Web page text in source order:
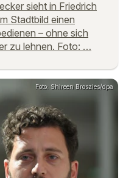
sieht in Friedrich
Stadtbild einen
– ohne sich
zu lehnen. Foto: …
Foto: Shireen Broszies/dpa